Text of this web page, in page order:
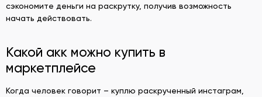
сэкономите деньги на раскрутку, получив возможность
начать действовать.
Какой акк можно купить в
маркетплейсе
Когда человек говорит – куплю раскрученный инстаграм,